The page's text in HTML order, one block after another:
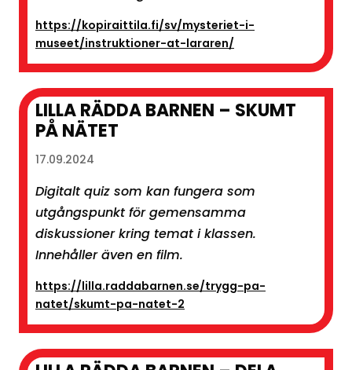
https://kopiraittila.fi/sv/mysteriet-i-
museet/instruktioner-at-lararen/
LILLA RÄDDA BARNEN – SKUMT
PÅ NÄTET
17.09.2024
Digitalt quiz som kan fungera som
utgångspunkt för gemensamma
diskussioner kring temat i klassen.
Innehåller även en film.
https://lilla.raddabarnen.se/trygg-pa-
natet/skumt-pa-natet-2